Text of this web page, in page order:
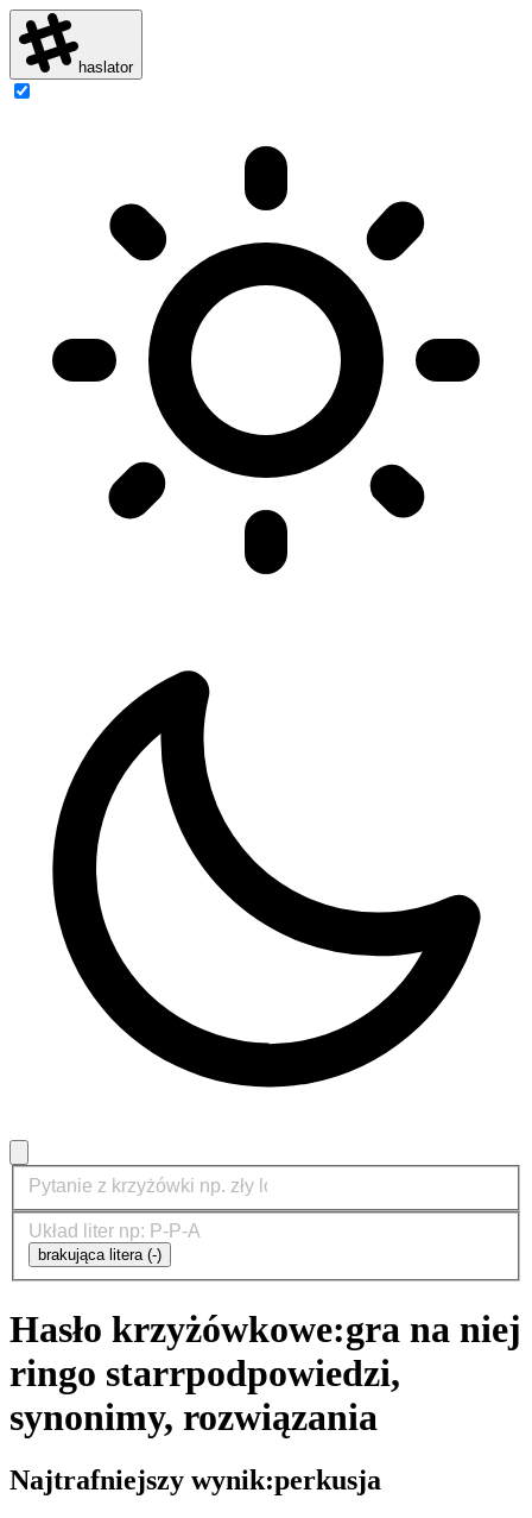
haslator
brakująca litera (-)
Hasło krzyżówkowe:gra na niej
ringo starrpodpowiedzi,
synonimy, rozwiązania
Najtrafniejszy wynik:perkusja